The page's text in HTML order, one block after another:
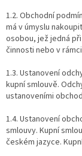
1.2. Obchodní
má v úmyslu
osobou, jež jedná
činnosti nebo v
1.3. Ustanovení
kupní smlouvě.
ustanoveními
1.4. Ustanovení
smlouvy. Kupní
českém jazyce.